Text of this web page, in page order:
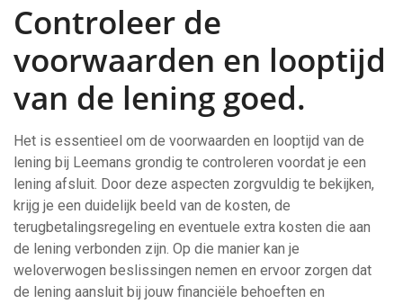
Controleer de
voorwaarden en looptijd
van de lening goed.
Het is essentieel om de voorwaarden en looptijd van de
lening bij Leemans grondig te controleren voordat je een
lening afsluit. Door deze aspecten zorgvuldig te bekijken,
krijg je een duidelijk beeld van de kosten, de
terugbetalingsregeling en eventuele extra kosten die aan
de lening verbonden zijn. Op die manier kan je
weloverwogen beslissingen nemen en ervoor zorgen dat
de lening aansluit bij jouw financiële behoeften en